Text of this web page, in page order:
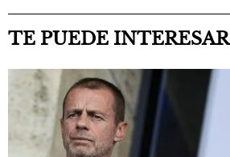
TE PUEDE INTERESAR